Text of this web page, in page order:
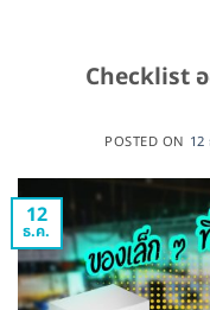
Checklist
POSTED ON 12
12
ธ.ค.